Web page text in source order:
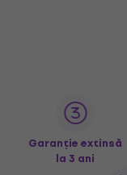
Garanție extinsă
la 3 ani